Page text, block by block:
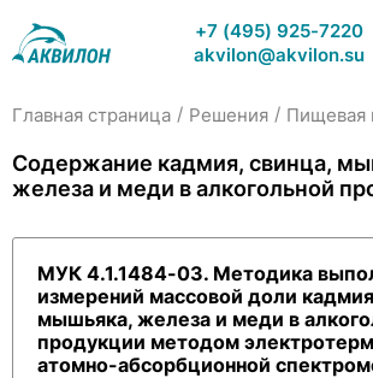
+7 (495) 925-7220
akvilon@akvilon.su
Главная страница / Решения / Пищевая
Содержание кадмия, свинца,
железа и меди в алкогольной
МУК 4.1.1484-03. Методика
измерений массовой доли
мышьяка, железа и меди в
продукции методом
атомно-абсорбционной